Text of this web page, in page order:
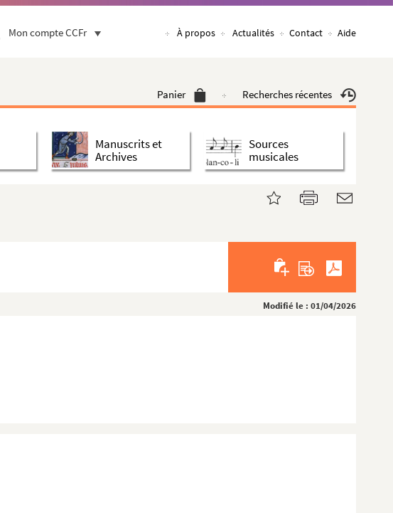
Mon compte CCFr À propos Actualités Contact Aide
Panier Recherches récentes
Manuscrits et
Archives
Sources
musicales
Modifié le : 01/04/2026